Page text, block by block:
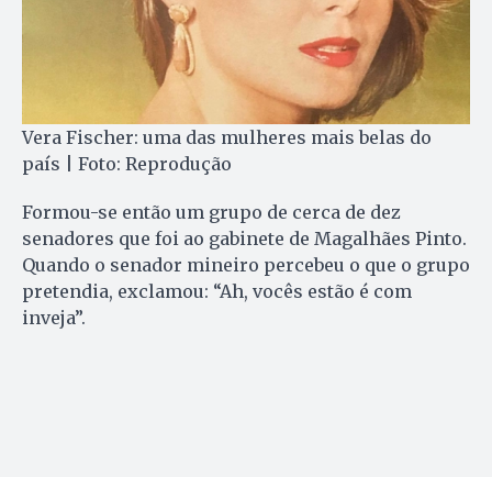
Vera Fischer: uma das mulheres mais belas do
país | Foto: Reprodução
Formou-se então um grupo de cerca de dez
senadores que foi ao gabinete de Magalhães Pinto.
Quando o senador mineiro percebeu o que o grupo
pretendia, exclamou: “Ah, vocês estão é com
inveja”.